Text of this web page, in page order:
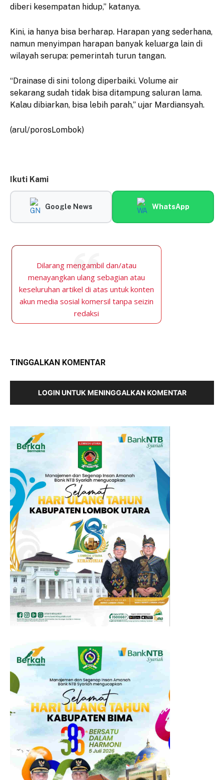
diberi kesempatan hidup,” katanya.
Kini, ia hanya bisa berharap. Harapan yang sederhana,
namun menyimpan harapan banyak keluarga lain di
wilayah serupa: pemerintah turun tangan.
“Drainase di sini tolong diperbaiki. Volume air
sekarang sudah tidak bisa ditampung saluran lama.
Kalau dibiarkan, bisa lebih parah,” ujar Mardiansyah.
(arul/porosLombok)
Ikuti Kami
Google News WhatsApp
Dilarang mengambil dan/atau
menayangkan ulang sebagian atau
keseluruhan artikel di atas untuk konten
akun media sosial komersil tanpa seizin
redaksi
TINGGALKAN KOMENTAR
LOGIN UNTUK MENINGGALKAN KOMENTAR